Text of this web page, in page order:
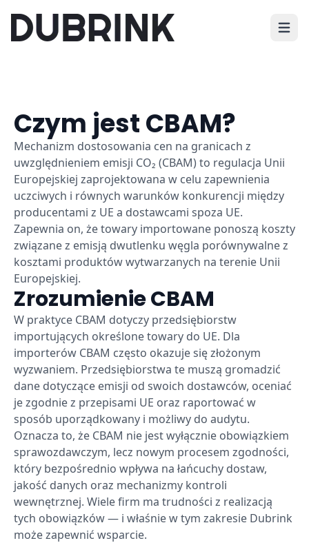
Czym jest CBAM?
Mechanizm dostosowania cen na granicach z
uwzględnieniem emisji CO₂ (CBAM) to regulacja Unii
Europejskiej zaprojektowana w celu zapewnienia
uczciwych i równych warunków konkurencji między
producentami z UE a dostawcami spoza UE.
Zapewnia on, że towary importowane ponoszą koszty
związane z emisją dwutlenku węgla porównywalne z
kosztami produktów wytwarzanych na terenie Unii
Europejskiej.
Zrozumienie CBAM
W praktyce CBAM dotyczy przedsiębiorstw
importujących określone towary do UE. Dla
importerów CBAM często okazuje się złożonym
wyzwaniem. Przedsiębiorstwa te muszą gromadzić
dane dotyczące emisji od swoich dostawców, oceniać
je zgodnie z przepisami UE oraz raportować w
sposób uporządkowany i możliwy do audytu.
Oznacza to, że CBAM nie jest wyłącznie obowiązkiem
sprawozdawczym, lecz nowym procesem zgodności,
który bezpośrednio wpływa na łańcuchy dostaw,
jakość danych oraz mechanizmy kontroli
wewnętrznej. Wiele firm ma trudności z realizacją
tych obowiązków — i właśnie w tym zakresie Dubrink
może zapewnić wsparcie.